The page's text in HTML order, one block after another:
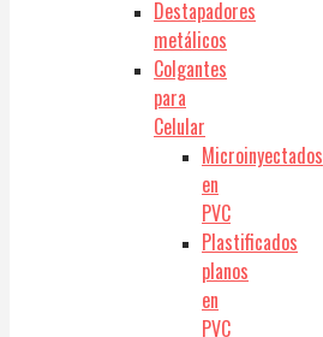
Destapadores
metálicos
Colgantes
para
Celular
Microinyectados
en
PVC
Plastificados
planos
en
PVC